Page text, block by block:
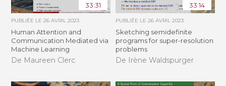
33:31
PUBLIÉE LE26 AVRIL 2023
Human Attention and
Communication Mediated via
Machine Learning
De Maureen Clerc
33:14
PUBLIÉE LE 26 AVRIL 2023
Sketching semidefinite
programs for super-resolution
problems
De Irène Waldspurger